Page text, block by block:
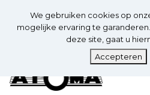
We gebruiken cookies op
mogelijke ervaring te
deze site, gaat u
Accepteren